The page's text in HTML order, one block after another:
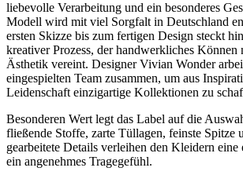
liebevolle Verarbeitung und ein besonderes
Modell wird mit viel Sorgfalt in Deutschland
ersten Skizze bis zum fertigen Design steckt
kreativer Prozess, der handwerkliches Können
Ästhetik vereint. Designer Vivian Wonder
eingespielten Team zusammen, um aus
Leidenschaft einzigartige Kollektionen zu
Besonderen Wert legt das Label auf die
fließende Stoffe, zarte Tüllagen, feinste Spitze
gearbeitete Details verleihen den Kleidern
ein angenehmes Tragegefühl.